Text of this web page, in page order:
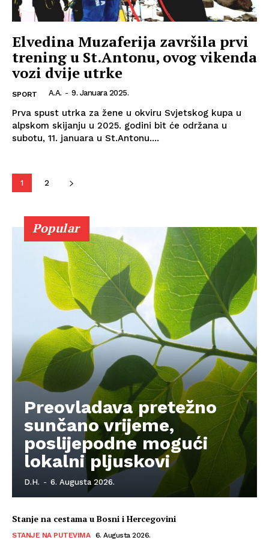
Info
Kontakt
Impressum
Elvedina Muzaferija završila prvi
trening u St.Antonu, ovog vikenda
vozi dvije utrke
SPORT A.A. - 9. Januara 2025.
Prva spust utrka za žene u okviru Svjetskog kupa u
alpskom skijanju u 2025. godini bit će održana u
subotu, 11. januara u St.Antonu....
1 2
Popular
Preovladava pretežno
sunčano vrijeme,
poslijepodne mogući
lokalni pljuskovi
D.H. - 6. Augusta 2026.
Stanje na cestama u Bosni i Hercegovini
STANJE NA PUTEVIMA 6. Augusta 2026.